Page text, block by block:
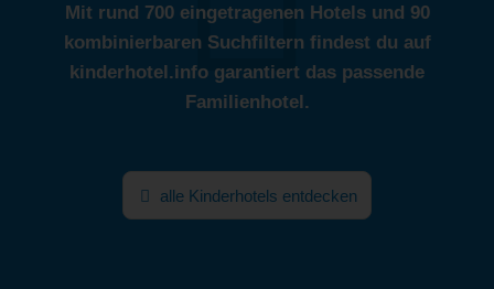
Mit rund 700 eingetragenen Hotels und 90
kombinierbaren Suchfiltern findest du auf
kinderhotel.info garantiert das passende
Familienhotel.
alle Kinderhotels entdecken